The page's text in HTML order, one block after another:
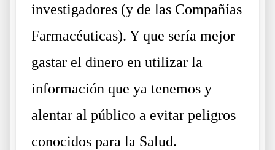
investigadores (y de las Compañías
Farmacéuticas). Y que sería mejor
gastar el dinero en utilizar la
información que ya tenemos y
alentar al público a evitar peligros
conocidos para la Salud.